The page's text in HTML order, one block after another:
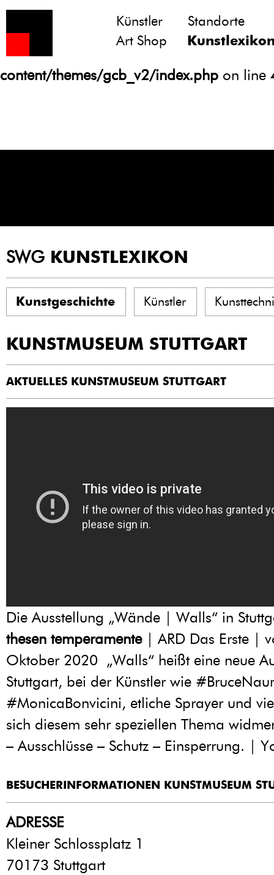
Notice
: Undefined variable: atts in
/homepages/21/d13550920/htdocs/
content/themes/gcb_v2/index.php on line
Künstler
Standorte
Art Shop
SWG KUNSTLEXIKON
Kunstgeschichte Künstler
KUNSTMUSEUM STUTTGART
AKTUELLES KUNSTMUSEUM STUTTGART
Die Ausstellung „Wände | Walls“ in
thesen temperamente| ARD Das Erste |
Oktober 2020 „Walls“ heißt eine neue
Stuttgart, bei der Künstler wie
#MonicaBonvicini​, etliche Sprayer und
sich diesem sehr speziellen Thema
– Ausschlüsse – Schutz – Einsperrung. |
BESUCHERINFORMATIONEN KUNSTMUSEUM
ADRESSE
Kleiner Schlossplatz 1
70173 Stuttgart